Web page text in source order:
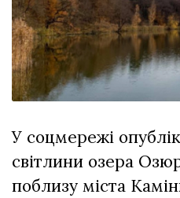
залишив у
Луцьку
три...
27 Липня 2026
693 переглядів
Всі розділи
Лайф
Афіша
ZONE 18+
У соцмережі
світлини озера
поблизу міста